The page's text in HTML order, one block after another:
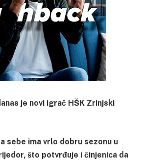
je novi igrač HŠK Zrinjski
sebe ima vrlo dobru sezonu u
što potvrđuje i činjenica da